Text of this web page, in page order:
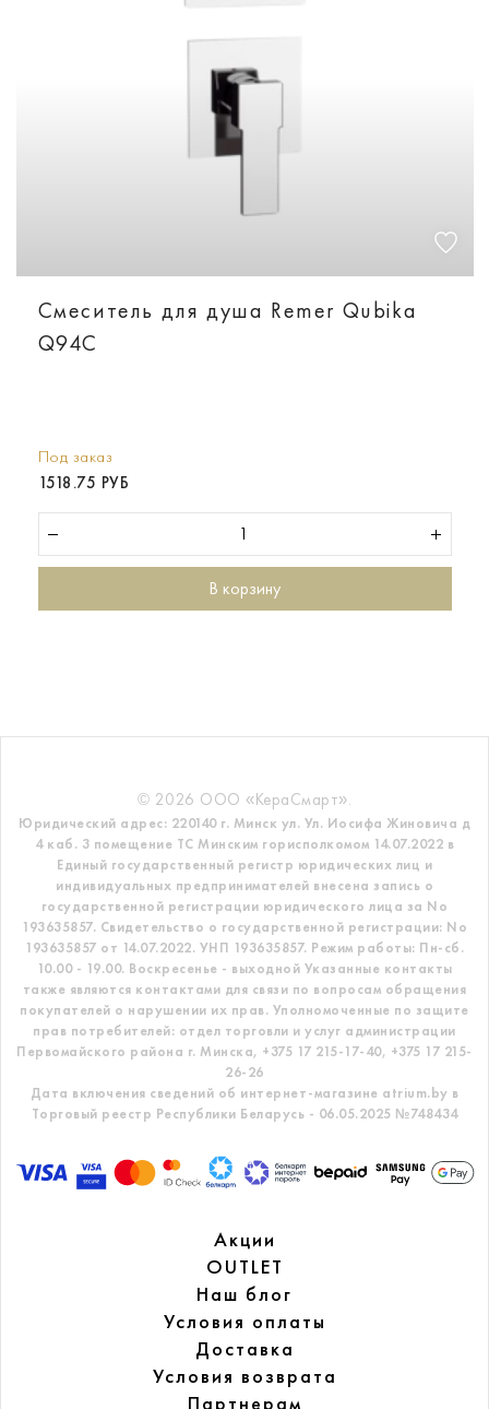
Смеситель для душа Remer Qubika
Q94C
Под заказ
1518.75 РУБ
В корзину
© 2026 ООО «КераСмарт».
Юридический адрес: 220140 г. Минск ул. Ул. Иосифа Жиновича д
4 каб. 3 помещение ТС Минским горисполкомом 14.07.2022 в
Единый государственный регистр юридических лиц и
индивидуальных предпринимателей внесена запись о
государственной регистрации юридического лица за No
193635857. Свидетельство о государственной регистрации: No
193635857 от 14.07.2022. УНП 193635857. Режим работы: Пн-сб.
10.00 - 19.00. Воскресенье - выходной Указанные контакты
также являются контактами для связи по вопросам обращения
покупателей о нарушении их прав. Уполномоченные по защите
прав потребителей: отдел торговли и услуг администрации
Первомайского района г. Минска, +375 17 215-17-40, +375 17 215-
26-26
Дата включения сведений об интернет-магазине atrium.by в
Торговый реестр Республики Беларусь - 06.05.2025 №748434
Акции
OUTLET
Наш блог
Условия оплаты
Доставка
Условия возврата
Партнерам